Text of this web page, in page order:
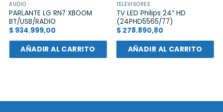
AUDIO
PARLANTE LG RN7 XBOOM
BT/USB/RADIO
$ 934.999,00
AÑADIR AL CARRITO
TELEVISORES
TV LED Philips 24″ HD
(24PHD5565/77)
$278.890,80
AÑADIR AL CARRITO